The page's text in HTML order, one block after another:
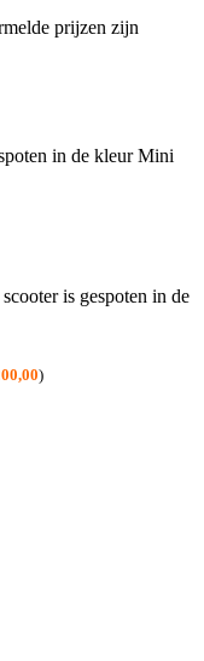
prijzen zijn
in de kleur Mini
is gespoten in de
)